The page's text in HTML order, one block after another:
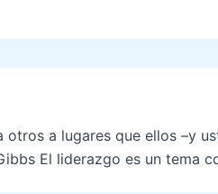
a lugares que ellos –y
El liderazgo es un